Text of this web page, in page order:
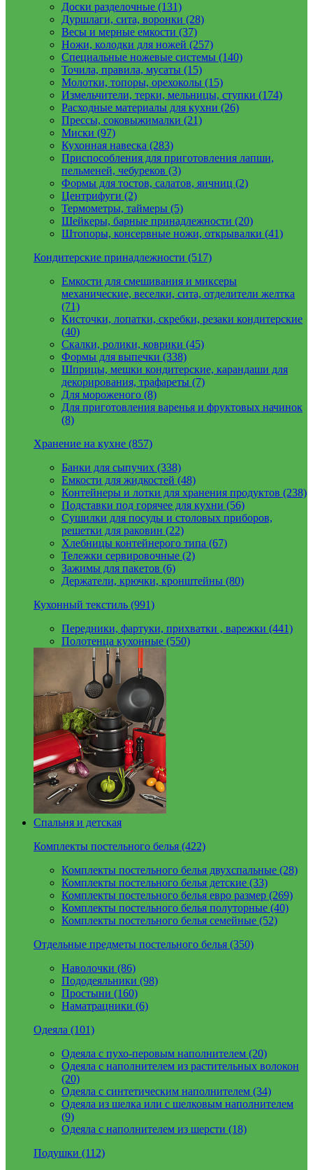
Доски разделочные (131)
Дуршлаги, сита, воронки (28)
Весы и мерные емкости (37)
Ножи, колодки для ножей (257)
Специальные ножевые системы (140)
Точила, правила, мусаты (15)
Молотки, топоры, орехоколы (15)
Измельчители, терки, мельницы, ступки (174)
Расходные материалы для кухни (26)
Прессы, соковыжималки (21)
Миски (97)
Кухонная навеска (283)
Приспособления для приготовления лапши,
пельменей, чебуреков (3)
Формы для тостов, салатов, яичниц (2)
Центрифуги (2)
Термометры, таймеры (5)
Шейкеры, барные принадлежности (20)
Штопоры, консервные ножи, открывалки (41)
Кондитерские принадлежности (517)
Емкости для смешивания и миксеры
механические, веселки, сита, отделители желтка
(71)
Кисточки, лопатки, скребки, резаки кондитерские
(40)
Скалки, ролики, коврики (45)
Формы для выпечки (338)
Шприцы, мешки кондитерские, карандаши для
декорирования, трафареты (7)
Для мороженого (8)
Для приготовления варенья и фруктовых начинок
(8)
Хранение на кухне (857)
Банки для сыпучих (338)
Емкости для жидкостей (48)
Контейнеры и лотки для хранения продуктов (238)
Подставки под горячее для кухни (56)
Сушилки для посуды и столовых приборов,
решетки для раковин (22)
Хлебницы контейнерого типа (67)
Тележки сервировочные (2)
Зажимы для пакетов (6)
Держатели, крючки, кронштейны (80)
Кухонный текстиль (991)
Передники, фартуки, прихватки , варежки (441)
Полотенца кухонные (550)
Спальня и детская
Комплекты постельного белья (422)
Комплекты постельного белья двухспальные (28)
Комплекты постельного белья детские (33)
Комплекты постельного белья евро размер (269)
Комплекты постельного белья полуторные (40)
Комплекты постельного белья семейные (52)
Отдельные предметы постельного белья (350)
Наволочки (86)
Пододеяльники (98)
Простыни (160)
Наматрацники (6)
Одеяла (101)
Одеяла с пухо-перовым наполнителем (20)
Одеяла с наполнителем из растительных волокон
(20)
Одеяла с синтетическим наполнителем (34)
Одеяла из шелка или с шелковым наполнителем
(9)
Одеяла с наполнителем из шерсти (18)
Подушки (112)